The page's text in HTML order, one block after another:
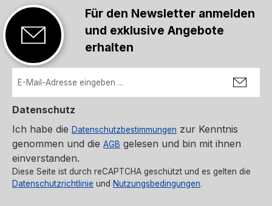
Für den Newsletter anmelden
und exklusive Angebote
erhalten
Datenschutz
Ich habe die Datenschutzbestimmungen zur Kenntnis
genommen und die AGB gelesen und bin mit ihnen
einverstanden.
Diese Seite ist durch reCAPTCHA geschützt und es gelten die
Datenschutzrichtlinie und Nutzungsbedingungen.